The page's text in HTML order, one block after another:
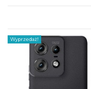
Wyprzedaż!